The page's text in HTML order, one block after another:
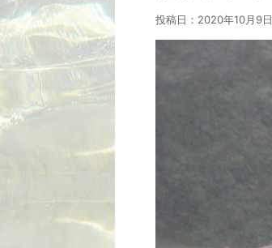
投稿日： 2020年10月9日